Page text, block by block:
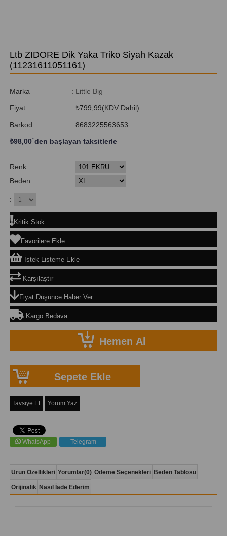
Ltb ZIDORE Dik Yaka Triko Siyah Kazak
(11231611051161)
Marka : Little Big
Fiyat : ₺799,99(KDV Dahil)
Barkod : 8683225563653
₺98,00`den başlayan taksitlerle
Renk
:
Beden
:
:
Kritik Stok
Favorilere Ekle
İstek Listeme Ekle
Karşılaştır
Fiyat Düşünce Haber Ver
Kargo Bedava
Tavsiye Et Yorum Yaz
WhatsApp Telegram
Ürün Özellikleri Yorumlar(0) Ödeme Seçenekleri Beden Tablosu
Orijinalik Nasıl İade Ederim